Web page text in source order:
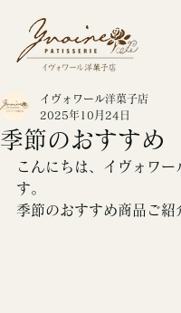
季節のおすすめ
イヴォワール洋菓子店
2025年10月24日
こんにちは、イヴォワー
す。
季節のおすすめ商品ご紹